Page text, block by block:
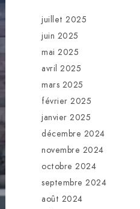
juillet 2025
juin 2025
mai 2025
avril 2025
mars 2025
février 2025
janvier 2025
décembre 2024
novembre 2024
octobre 2024
septembre 2024
août 2024